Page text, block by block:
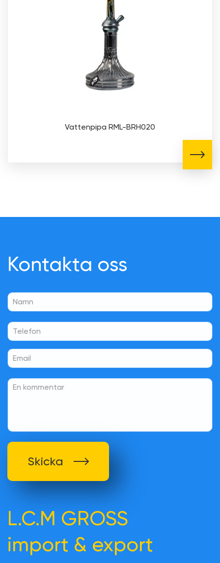
Vattenpipa RML-BRH020
Kontakta oss
Skicka
L.C.M GROSS
import & export